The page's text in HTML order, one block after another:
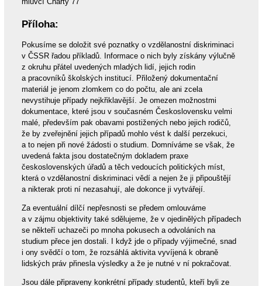
Příloha:
Pokusíme se doložit své poznatky o vzdělanostní diskriminaci
v ČSSR řadou příkladů. Informace o nich byly získány výlučně
z okruhu přátel uvedených mladých lidí, jejich rodin
a pracovníků školských institucí. Přiložený dokumentační
materiál je jenom zlomkem co do počtu, ale ani zcela
nevystihuje případy nejkřiklavější. Je omezen možnostmi
dokumentace, které jsou v současném Československu velmi
malé, především pak obavami postižených nebo jejich rodičů,
že by zveřejnění jejich případů mohlo vést k další perzekuci,
a to nejen při nové žádosti o studium. Domníváme se však, že
uvedená fakta jsou dostatečným dokladem praxe
československých úřadů a těch vedoucích politických míst,
která o vzdělanostní diskriminaci vědí a nejen že ji připouštějí
a nikterak proti ní nezasahují, ale dokonce ji vytvářejí.
Za eventuální dílčí nepřesnosti se předem omlouváme
a v zájmu objektivity také sdělujeme, že v ojedinělých případech
se někteří uchazeči po mnoha pokusech a odvoláních na
studium přece jen dostali. I když jde o případy výjimečné, snad
i ony svědčí o tom, že rozsáhlá aktivita vyvíjená k obraně
lidských práv přinesla výsledky a že je nutné v ní pokračovat.
Jsou dále připraveny konkrétní případy studentů, kteří byli ze